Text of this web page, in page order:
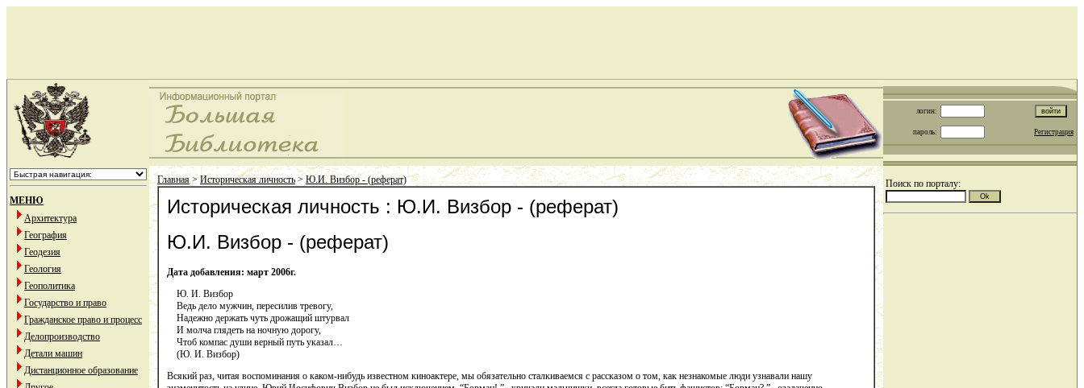
логин:
пароль: Регистрация
МЕНЮ
Архитектура
География
Геодезия
Геология
Геополитика
Государство и право
Гражданское право и процесс
Делопроизводство
Детали машин
Дистанционное образование
Главная>Историческая личность>Ю.И. Визбор - (реферат)
Историческая личность : Ю.И. Визбор - (реферат)
Ю.И. Визбор - (реферат)
Дата добавления: март 2006г.
Ю. И. Визбор
Ведь дело мужчин, пересилив тревогу,
Надежно держать чуть дрожащий штурвал
И молча глядеть на ночную дорогу,
Чтоб компас души верный путь указал…
(Ю. И. Визбор)
Всякий раз, читая воспоминания о каком-нибудь известном киноактере, мы обязательно сталкиваемся с рассказом о том, как незнакомые люди узнавали нашу
Поиск по порталу: